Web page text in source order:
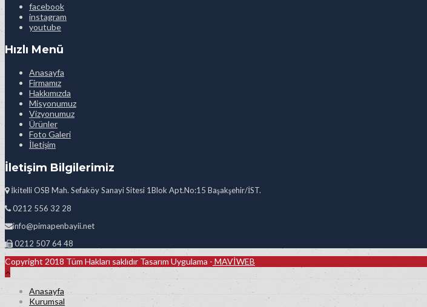
facebook
instagram
youtube
Hızlı Menü
Anasayfa
Firmamız
Hakkımızda
Misyonumuz
Vizyonumuz
Ürünler
Foto Galeri
İletişim
İletişim Bilgilerimiz
İkitelli OSB Mah. Sefaköy Sanayi Sitesi 1Blok Apt.No:15 Başakşehir/İST.
0212 556 32 28
info@pimapenbayii.net
0212 507 64 48
Copyright 2018 Tüm Hakları saklıdır Tasarım Uygulama - MAVİWEB
Anasayfa
Kurumsal